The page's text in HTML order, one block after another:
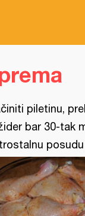
piletinu,
bar 30-tak